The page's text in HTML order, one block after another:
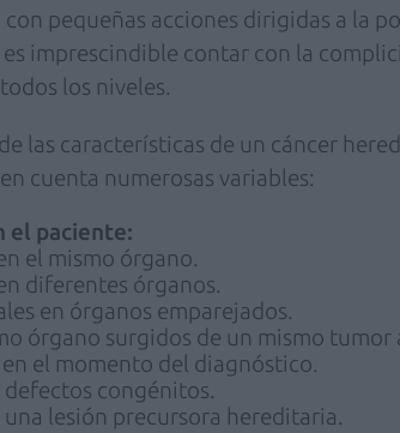
pequeñas acciones dirigidas a la
imprescindible contar con la
los niveles.
las características de un cáncer
cuenta numerosas variables:
el paciente:
el mismo órgano.
diferentes órganos.
en órganos emparejados.
órgano surgidos de un mismo tumor
el momento del diagnóstico.
congénitos.
lesión precursora hereditaria.